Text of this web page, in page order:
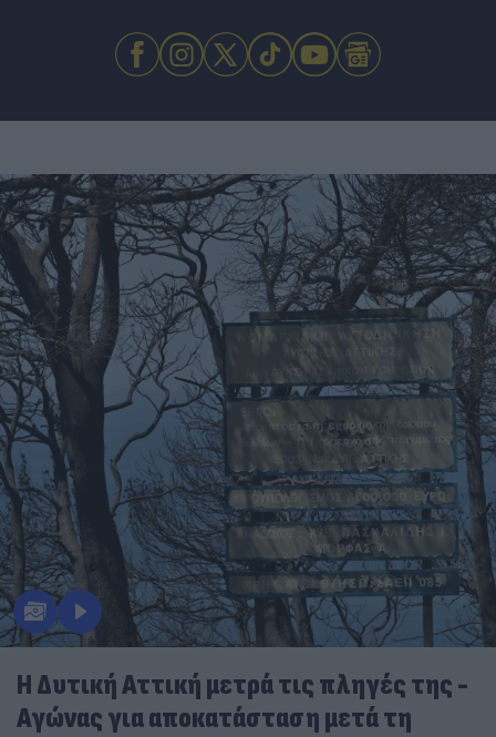
Η Δυτική Αττική μετρά τις πληγές της -
Αγώνας για αποκατάσταση μετά τη